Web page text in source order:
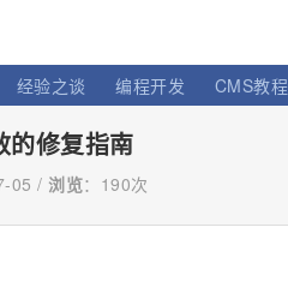
经验之谈 编程开发 CMS教程
修复指南
05 / 浏览： 190次